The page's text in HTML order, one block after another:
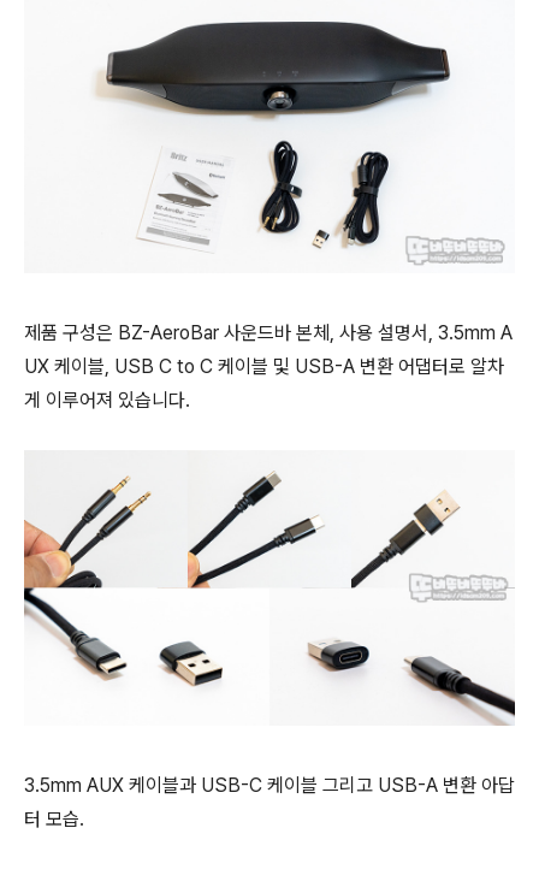
제품 구성은 BZ-AeroBar 사운드바 본체, 사용 설명서, 3.5mm A
UX 케이블, USB C to C 케이블 및 USB-A 변환 어댑터로 알차
게 이루어져 있습니다.
3.5mm AUX 케이블과 USB-C 케이블 그리고 USB-A 변환 아답
터 모습.